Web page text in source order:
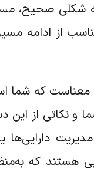
به شکلی صحیح،
از ادامه مسیر
که شما
نکاتی از این
هستند که